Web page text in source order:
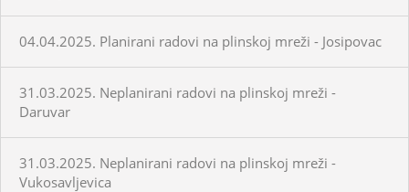
04.04.2025. Planirani radovi na plinskoj mreži - Josipovac
31.03.2025. Neplanirani radovi na plinskoj mreži -
Daruvar
31.03.2025. Neplanirani radovi na plinskoj mreži -
Vukosavljevica